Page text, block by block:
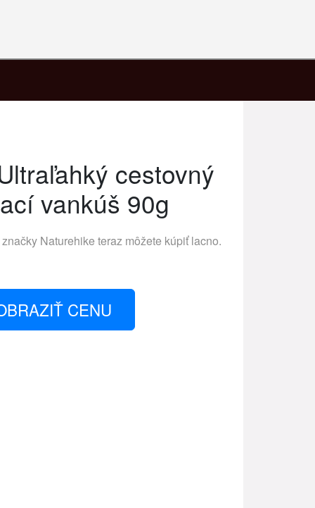
cestovný
vankúš 90g
Naturehike teraz môžete kúpiť lacno.
CENU